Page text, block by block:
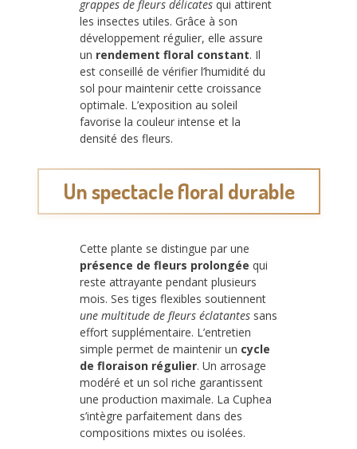
grappes de fleurs délicates qui attirent
les insectes utiles. Grâce à son
développement régulier, elle assure
un rendement floral constant. Il
est conseillé de vérifier l’humidité du
sol pour maintenir cette croissance
optimale. L’exposition au soleil
favorise la couleur intense et la
densité des fleurs.
Un spectacle floral durable
Cette plante se distingue par une
présence de fleurs prolongée qui
reste attrayante pendant plusieurs
mois. Ses tiges flexibles soutiennent
une multitude de fleurs éclatantes sans
effort supplémentaire. L’entretien
simple permet de maintenir un cycle
de floraison régulier. Un arrosage
modéré et un sol riche garantissent
une production maximale. La Cuphea
s’intègre parfaitement dans des
compositions mixtes ou isolées.